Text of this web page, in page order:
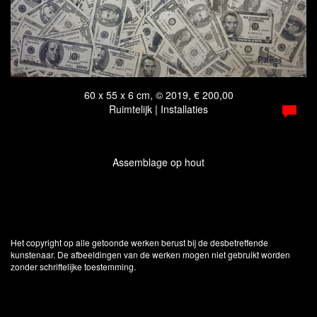
60 x 55 x 6 cm, © 2019, € 200,00
Ruimtelijk | Installaties
Assemblage op hout
Het copyright op alle getoonde werken berust bij de desbetreffende
kunstenaar. De afbeeldingen van de werken mogen niet gebruikt worden
zonder schriftelijke toestemming.